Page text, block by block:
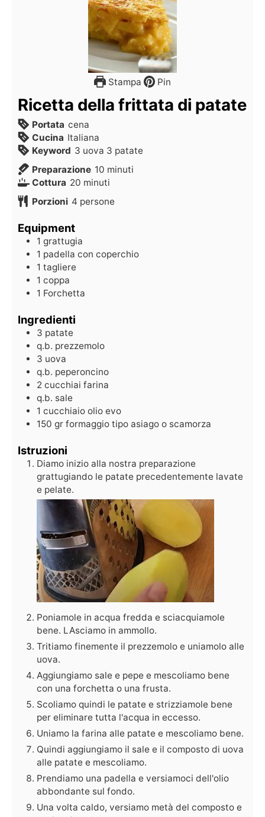
Stampa Pin
Ricetta della frittata di patate
Portata cena
Cucina Italiana
Keyword 3 uova 3 patate
Preparazione 10 minuti
Cottura 20 minuti
Porzioni 4 persone
Equipment
1 grattugia
1 padella con coperchio
1 tagliere
1 coppa
1 Forchetta
Ingredienti
3 patate
q.b. prezzemolo
3 uova
q.b. peperoncino
2 cucchiai farina
q.b. sale
1 cucchiaio olio evo
150 gr formaggio tipo asiago o scamorza
Istruzioni
Diamo inizio alla nostra preparazione
grattugiando le patate precedentemente lavate
e pelate.
Poniamole in acqua fredda e sciacquiamole
bene. LAsciamo in ammollo.
Tritiamo finemente il prezzemolo e uniamolo alle
uova.
Aggiungiamo sale e pepe e mescoliamo bene
con una forchetta o una frusta.
Scoliamo quindi le patate e strizziamole bene
per eliminare tutta l'acqua in eccesso.
Uniamo la farina alle patate e mescoliamo bene.
Quindi aggiungiamo il sale e il composto di uova
alle patate e mescoliamo.
Prendiamo una padella e versiamoci dell'olio
abbondante sul fondo.
Una volta caldo, versiamo metà del composto e